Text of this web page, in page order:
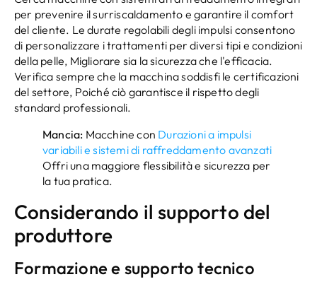
per prevenire il surriscaldamento e garantire il comfort
del cliente. Le durate regolabili degli impulsi consentono
di personalizzare i trattamenti per diversi tipi e condizioni
della pelle, Migliorare sia la sicurezza che l'efficacia.
Verifica sempre che la macchina soddisfi le certificazioni
del settore, Poiché ciò garantisce il rispetto degli
standard professionali.
Mancia: Macchine con Durazioni a impulsi
variabili e sistemi di raffreddamento avanzati
Offri una maggiore flessibilità e sicurezza per
la tua pratica.
Considerando il supporto del
produttore
Formazione e supporto tecnico